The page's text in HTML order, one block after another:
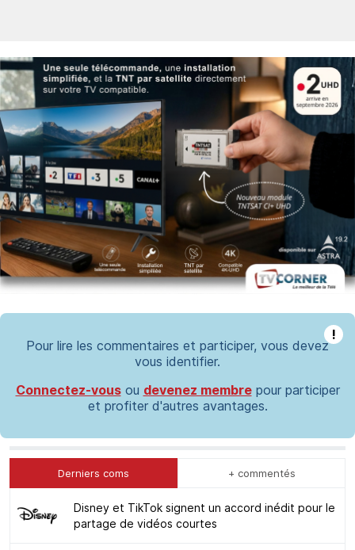
!
Pour lire les commentaires et participer, vous devez
vous identifier.
Connectez-vousou devenez membrepour participer
et profiter d'autres avantages.
Derniers coms + commentés
Disney et TikTok signent un accord inédit pour le
partage de vidéos courtes